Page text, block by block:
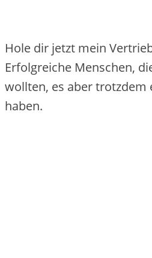
Hole dir jetzt mein
Erfolgreiche Menschen,
wollten, es aber trotzdem
haben.